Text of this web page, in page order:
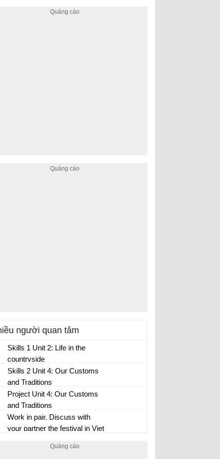
người quan tâm
Skills 1 Unit 2: Life in the
countryside
Skills 2 Unit 4: Our Customs
and Traditions
Project Unit 4: Our Customs
and Traditions
Work in pair. Discuss with
your partner the festival in Viet
the word web below to take